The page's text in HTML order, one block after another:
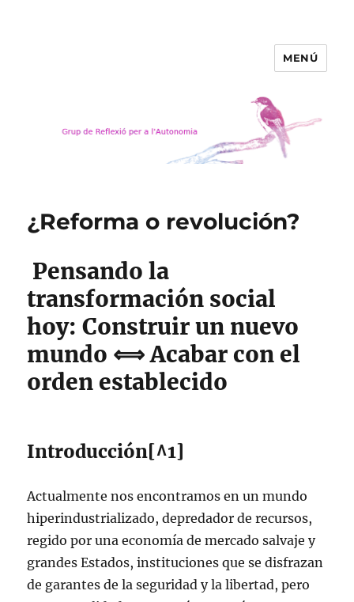
MENÚ
¿Reforma o revolución?
Pensando la
transformación social
hoy: Construir un nuevo
mundo ⟺ Acabar con el
orden establecido
Introducción[^1]
Actualmente nos encontramos en un mundo
hiperindustrializado, depredador de recursos,
regido por una economía de mercado salvaje y
grandes Estados, instituciones que se disfrazan
de garantes de la seguridad y la libertad, pero